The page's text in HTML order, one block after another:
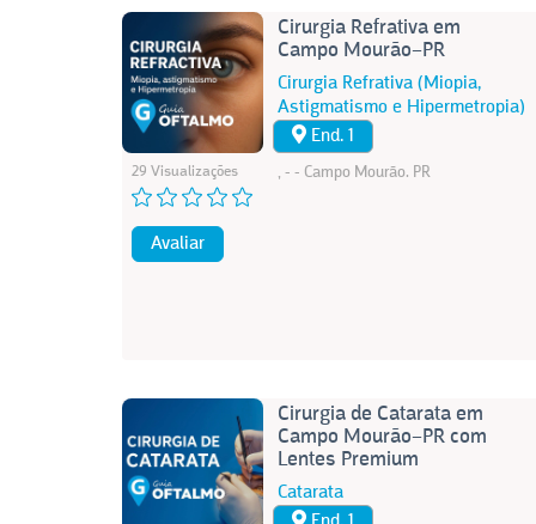
29 Visualizações
Avaliar
Cirurgia Refrativa em
Campo Mourão–PR
Cirurgia Refrativa (Miopia,
Astigmatismo e Hipermetropia)
End. 1
, - - Campo Mourão. PR
Cirurgia de Catarata em
Campo Mourão–PR com
Lentes Premium
Catarata